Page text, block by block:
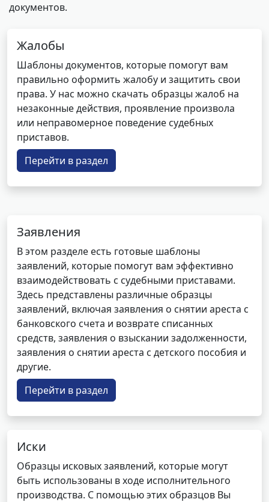
документов.
Жалобы
Шаблоны документов, которые помогут вам
правильно оформить жалобу и защитить свои
права. У нас можно скачать образцы жалоб на
незаконные действия, проявление произвола
или неправомерное поведение судебных
приставов.
Перейти в раздел
Заявления
В этом разделе есть готовые шаблоны
заявлений, которые помогут вам эффективно
взаимодействовать с судебными приставами.
Здесь представлены различные образцы
заявлений, включая заявления о снятии ареста с
банковского счета и возврате списанных
средств, заявления о взыскании задолженности,
заявления о снятии ареста с детского пособия и
другие.
Перейти в раздел
Иски
Образцы исковых заявлений, которые могут
быть использованы в ходе исполнительного
производства. С помощью этих образцов Вы